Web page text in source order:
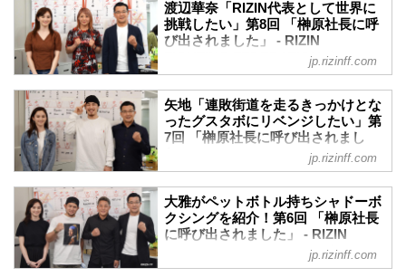
渡辺華奈「RIZIN代表として世界に
挑戦したい」第8回 「榊原社長に呼
び出されました」 - RIZIN
FIGHTING FEDERATION オフィシ
ャルサイト
毎週水曜日にRIZINファイターを招き
Youtubeライブ配信を行う「榊原社長に呼
び出されました」。今回は昨年末の
収めた渡辺華奈がゲストとして登場！
場すると、榊原CEOからお決まりの「ど
んなモチベーションで、日々、なにして
るの？」の質問からトークがスタートし
渡辺はモチベーションについて「自分の
jp.rizinff.com
矢地「連敗街道を走るきっかけとな
ったグスタボにリベンジしたい」第
7回 「榊原社長に呼び出されまし
FEDERATION オフィシャルサイト
本日のYoutubeライブ配信「榊原社長に呼
び出されました」に“KRAZY BEEのお祭
り漢”こと矢地祐介がゲストとして登場！
矢地への質問一発目は、榊原CEOお決ま
りの「日々、なにしてるの？」の一言か
jp.rizinff.com
大雅がペットボトル持ちシャドーボ
クシングを紹介！第6回 「榊原社長
に呼び出されました」 - RIZIN
FIGHTING FEDERATION オフィシ
ャルサイト
jp.rizinff.com